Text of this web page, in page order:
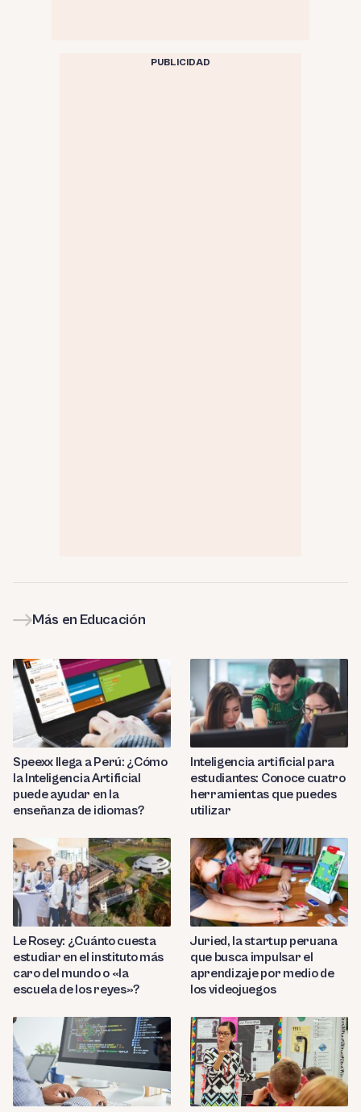
PUBLICIDAD
Más en Educación
Speexx llega a Perú: ¿Cómo
la Inteligencia Artificial
puede ayudar en la
enseñanza de idiomas?
Inteligencia artificial para
estudiantes: Conoce cuatro
herramientas que puedes
utilizar
Le Rosey: ¿Cuánto cuesta
estudiar en el instituto más
caro del mundo o «la
escuela de los reyes»?
Juried, la startup peruana
que busca impulsar el
aprendizaje por medio de
los videojuegos